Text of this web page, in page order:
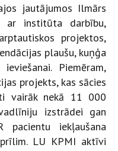
jautājumos Ilmārs
ar institūta darbību,
projektos,
plaušu, kuņģa
Piemēram,
projekts, kas sācies
vairāk nekā 11 000
izstrādei gan
pacientu iekļaušana
LU KPMI aktīvi